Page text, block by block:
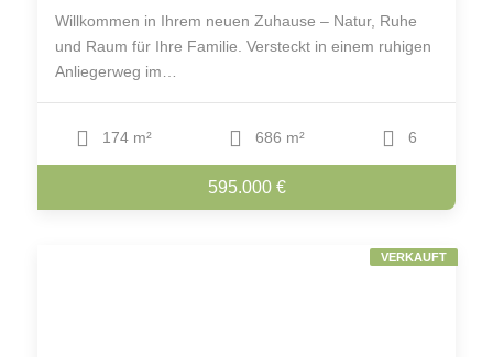
Willkommen in Ihrem neuen Zuhause – Natur, Ruhe
und Raum für Ihre Familie. Versteckt in einem ruhigen
Anliegerweg im…
174 m² 686 m² 6
595.000 €
VERKAUFT